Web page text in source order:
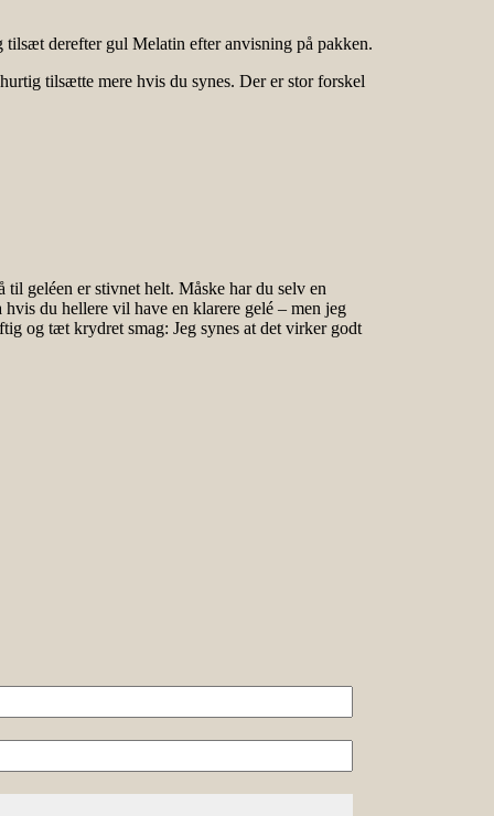
derefter gul Melatin efter anvisning på pakken.
tilsætte mere hvis du synes. Der er stor forskel
geléen er stivnet helt. Måske har du selv en
du hellere vil have en klarere gelé – men jeg
og tæt krydret smag: Jeg synes at det virker godt